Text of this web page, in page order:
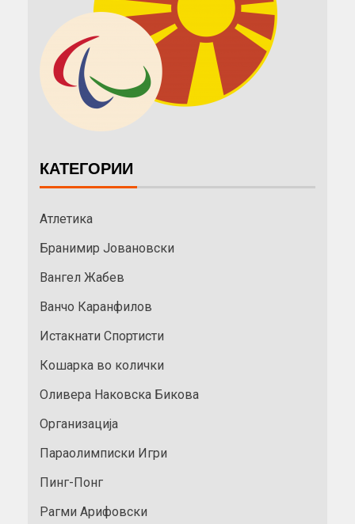
КАТЕГОРИИ
Атлетика
Бранимир Јовановски
Вангел Жабев
Ванчо Каранфилов
Истакнати Спортисти
Кошарка во колички
Оливера Наковска Бикова
Организација
Параолимписки Игри
Пинг-Понг
Рагми Арифовски